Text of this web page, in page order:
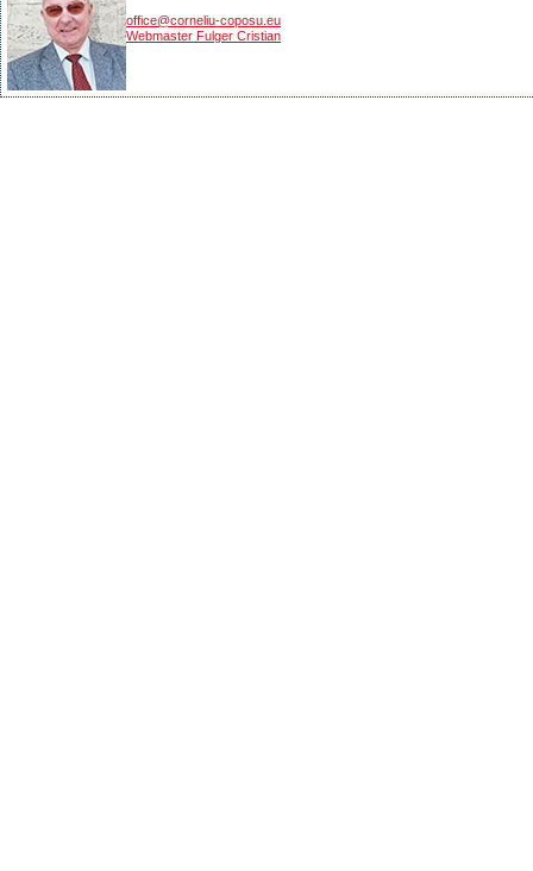
office@corneliu-coposu.eu
Webmaster Fulger Cristian